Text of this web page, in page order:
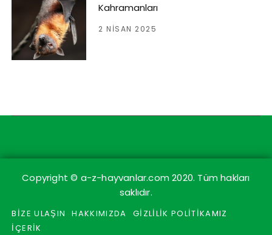
Kahramanları
2 NISAN 2025
Copyright © a-z-hayvanlar.com 2020. Tüm hakları
saklıdır.
BİZE ULAŞIN HAKKIMIZDA
GİZLİLİK POLİTİKAMIZ
İÇERİK